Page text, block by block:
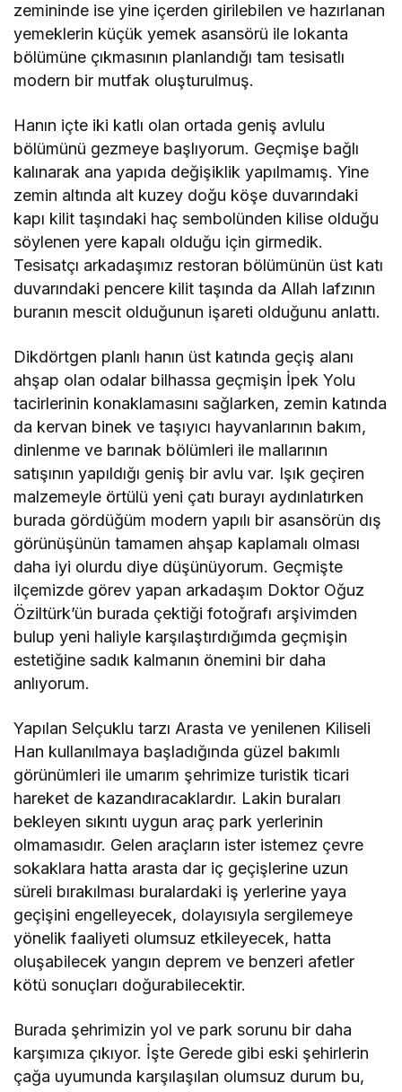
zemininde ise yine içerden girilebilen ve hazırlanan
yemeklerin küçük yemek asansörü ile lokanta
bölümüne çıkmasının planlandığı tam tesisatlı
modern bir mutfak oluşturulmuş.
Hanın içte iki katlı olan ortada geniş avlulu
bölümünü gezmeye başlıyorum. Geçmişe bağlı
kalınarak ana yapıda değişiklik yapılmamış. Yine
zemin altında alt kuzey doğu köşe duvarındaki
kapı kilit taşındaki haç sembolünden kilise olduğu
söylenen yere kapalı olduğu için girmedik.
Tesisatçı arkadaşımız restoran bölümünün üst katı
duvarındaki pencere kilit taşında da Allah lafzının
buranın mescit olduğunun işareti olduğunu anlattı.
Dikdörtgen planlı hanın üst katında geçiş alanı
ahşap olan odalar bilhassa geçmişin İpek Yolu
tacirlerinin konaklamasını sağlarken, zemin katında
da kervan binek ve taşıyıcı hayvanlarının bakım,
dinlenme ve barınak bölümleri ile mallarının
satışının yapıldığı geniş bir avlu var. Işık geçiren
malzemeyle örtülü yeni çatı burayı aydınlatırken
burada gördüğüm modern yapılı bir asansörün dış
görünüşünün tamamen ahşap kaplamalı olması
daha iyi olurdu diye düşünüyorum. Geçmişte
ilçemizde görev yapan arkadaşım Doktor Oğuz
Öziltürk’ün burada çektiği fotoğrafı arşivimden
bulup yeni haliyle karşılaştırdığımda geçmişin
estetiğine sadık kalmanın önemini bir daha
anlıyorum.
Yapılan Selçuklu tarzı Arasta ve yenilenen Kiliseli
Han kullanılmaya başladığında güzel bakımlı
görünümleri ile umarım şehrimize turistik ticari
hareket de kazandıracaklardır. Lakin buraları
bekleyen sıkıntı uygun araç park yerlerinin
olmamasıdır. Gelen araçların ister istemez çevre
sokaklara hatta arasta dar iç geçişlerine uzun
süreli bırakılması buralardaki iş yerlerine yaya
geçişini engelleyecek, dolayısıyla sergilemeye
yönelik faaliyeti olumsuz etkileyecek, hatta
oluşabilecek yangın deprem ve benzeri afetler
kötü sonuçları doğurabilecektir.
Burada şehrimizin yol ve park sorunu bir daha
karşımıza çıkıyor. İşte Gerede gibi eski şehirlerin
çağa uyumunda karşılaşılan olumsuz durum bu,